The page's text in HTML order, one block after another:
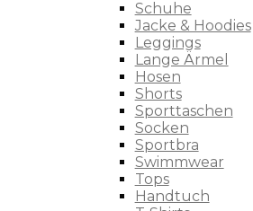
Schuhe
Jacke & Hoodies
Leggings
Lange Ärmel
Hosen
Shorts
Sporttaschen
Socken
Sportbra
Swimmwear
Tops
Handtuch